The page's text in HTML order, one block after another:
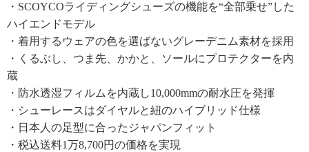
・SCOYCOライディングシューズの機能を“全部乗せ”した
ハイエンドモデル
・着用するウェアの色を選ばないグレーデニム素材を採用
・くるぶし、つま先、かかと、ソールにプロテクターを内
蔵
・防水透湿フィルムを内蔵し10,000mmの耐水圧を発揮
・シューレースはダイヤルと紐のハイブリッド仕様
・日本人の足型に合ったジャパンフィット
・税込送料1万8,700円の価格を実現